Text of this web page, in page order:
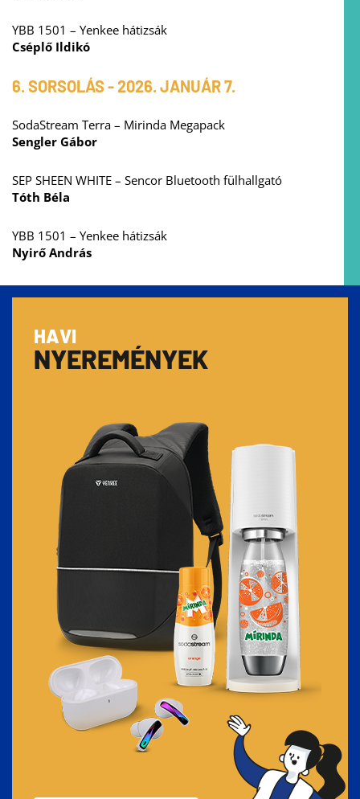
YBB 1501 – Yenkee hátizsák
Cséplő Ildikó
6. SORSOLÁS - 2026. JANUÁR 7.
SodaStream Terra – Mirinda Megapack
Sengler Gábor
SEP SHEEN WHITE – Sencor Bluetooth fülhallgató
Tóth Béla
YBB 1501 – Yenkee hátizsák
Nyirő András
HAVI
NYEREMÉNYEK